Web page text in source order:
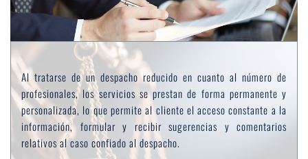
Al tratarse de un despacho reducido en cuanto al número de
profesionales, los servicios se prestan de forma permanente y
personalizada, lo que permite al cliente el acceso constante a la
información, formular y recibir sugerencias y comentarios
relativos al caso confiado al despacho.